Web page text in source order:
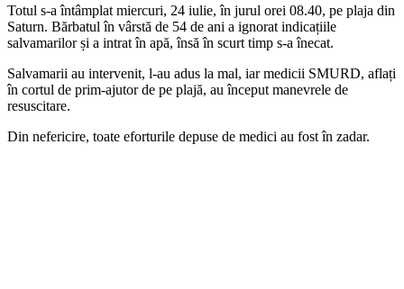
Totul s-a întâmplat miercuri, 24 iulie, în jurul orei 08.40, pe plaja din
Saturn. Bărbatul în vârstă de 54 de ani a ignorat indicațiile
salvamarilor și a intrat în apă, însă în scurt timp s-a înecat.
Salvamarii au intervenit, l-au adus la mal, iar medicii SMURD, aflați
în cortul de prim-ajutor de pe plajă, au început manevrele de
resuscitare.
Din nefericire, toate eforturile depuse de medici au fost în zadar.